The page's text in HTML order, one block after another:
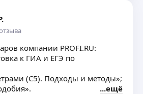
компании PROFI.RU:
к ГИА и ЕГЭ по
(C5). Подходы и методы»;
ещё